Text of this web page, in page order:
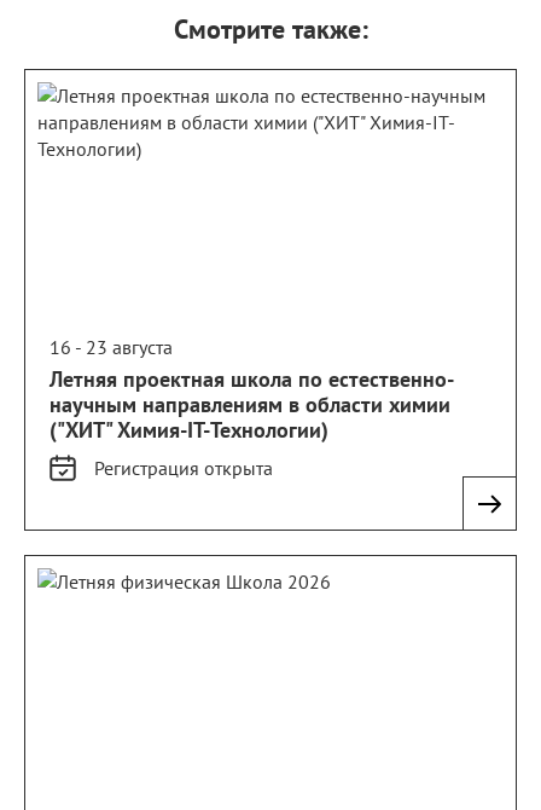
Смотрите также:
16 - 23 августа
Летняя проектная школа по естественно-
научным направлениям в области химии
("ХИТ" Химия-IT-Технологии)
Регистрация открыта